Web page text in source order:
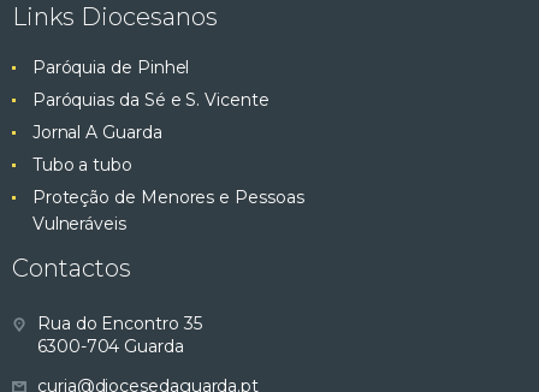
Links Diocesanos
Paróquia de Pinhel
Paróquias da Sé e S. Vicente
Jornal A Guarda
Tubo a tubo
Proteção de Menores e Pessoas
Vulneráveis
Contactos
Rua do Encontro 35
6300-704 Guarda
curia@diocesedaguarda.pt